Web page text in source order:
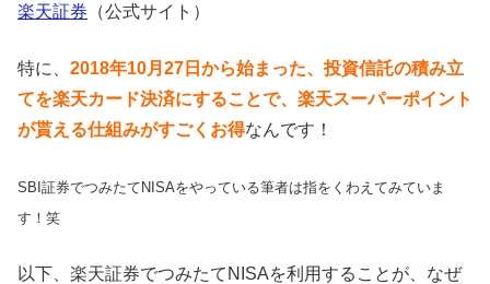
楽天証券 （公式サイト）
特に、 2018年10月27日から始まった、投資信託の積み立
てを楽天カード決済にすることで、楽天スーパーポイント
が貰える仕組みがすごくお得なんです！
SBI証券でつみたてNISAをやっている筆者は指をくわえてみていま
す！笑
以下、楽天証券でつみたてNISAを利用することが、なぜ